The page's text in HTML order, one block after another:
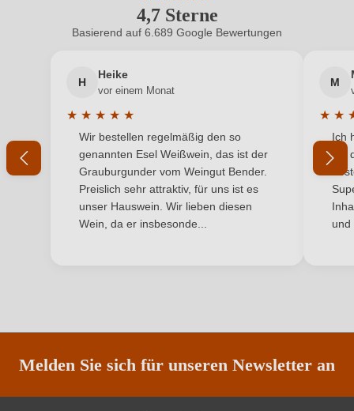
Qualität DOC
Rebsorte Aglianico
Kampanien
Neuer Kunde? Neuer Kunde?
Ihre E-Mail-Adresse
Ihr Passwort
Ich habe mein Passwort vergessen
4,7 Sterne
Durchschnittliche Bewertung von 4.7
Basierend auf 6.689 Google Bewertungen
H
Heike
vor einem Monat
★ ★ ★ ★ ★
Durchschnittliche Bewertung von 5 von 5 Sternen
Wir bestellen regelmäßig den so
genannten Esel Weißwein, das ist der
Grauburgunder vom Weingut Bender.
Preislich sehr attraktiv, für uns ist es
unser Hauswein. Wir lieben diesen
Wein, da er insbesonde...
M
★ ★
Ich
mit
und
Melden Sie sich für unseren Newsletter an